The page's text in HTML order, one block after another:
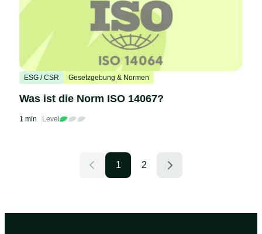
ESG / CSR Gesetzgebung & Normen
Was ist die Norm ISO 14067?
1 min Level
1 2